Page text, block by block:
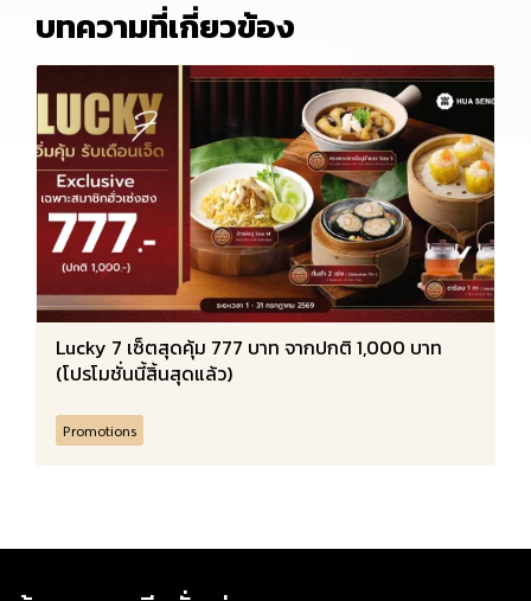
บทความที่เกี่ยวข้อง
Lucky 7 เซ็ตสุดคุ้ม 777 บาท จากปกติ 1,000 บาท
(โปรโมชั่นนี้สิ้นสุดแล้ว)
Promotions